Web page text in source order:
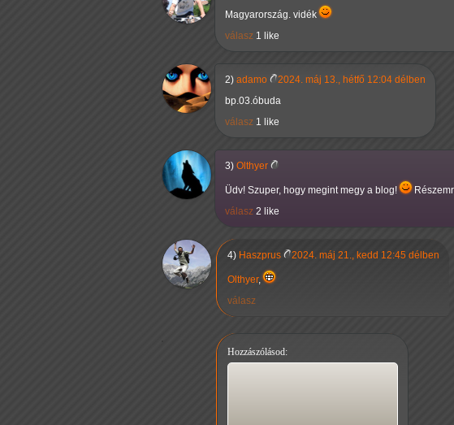
Magyarország. vidék
válasz 1 like
2) adamo
2024. máj 13., hétfő 12:04 délben
bp.03.óbuda
válasz 1 like
3) Olthyer
Üdv! Szuper, hogy megint megy a blog!
válasz 2 like
4) Haszprus 2024. máj 21., kedd 12:45 délben
Olthyer,
válasz
Hozzászólásod: